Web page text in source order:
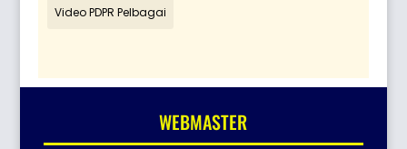
Video PDPR Pelbagai
WEBMASTER